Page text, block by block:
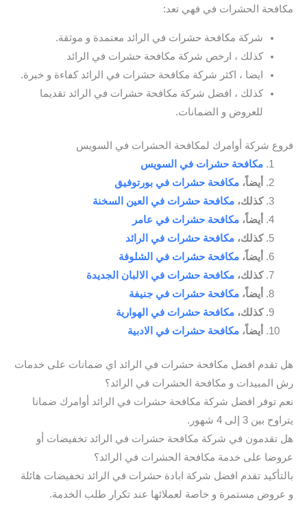
مكافحة الحشرات في فهي تعد:
شركة مكافحة حشرات في الرائد معتمدة و موثقة.
كذلك ، ارخص شركة مكافحة حشرات في الرائد
ايضا ، اكثر شركة مكافحة حشرات في الرائد كفاءة و خبرة.
كذلك ، افضل شركة مكافحة حشرات في الرائد تقديما
للعروض و الضمانات.
فروع شركة أوامرك لمكافحة الحشرات في السويس
مكافحة حشرات في السويس
أيضاً، مكافحة حشرات في بورتوفيق
كذلك، مكافحة حشرات في العين السخنة
أيضاً، مكافحة حشرات في عامر
كذلك، مكافحة حشرات في الرائد
أيضاً، مكافحة حشرات في الشلوفة
كذلك، مكافحة حشرات في الالبان الجديدة
أيضاً، مكافحة حشرات في جنيفة
كذلك، مكافحة حشرات في الهوارية
أيضاً، مكافحة حشرات في الادبية
هل تقدم افضل مكافحة حشرات في الرائد اي ضمانات على خدمات
رش المبيدات و مكافحة الحشرات في الرائد؟
نعم توفر افضل شركة مكافحة حشرات في الرائد أوامرك ضمانا
يتراوح بين 3 إلى 4 شهور.
هل تقدمون في شركة مكافحة حشرات في الرائد تخفيضات أو
عروضا على خدمة مكافحة الحشرات في الرائد؟
بالتأكيد تقدم افضل شركة ابادة حشرات في الرائد تخفيضات هائلة
و عروض مستمرة و خاصة لعملائها عند تكرار طلب الخدمة.